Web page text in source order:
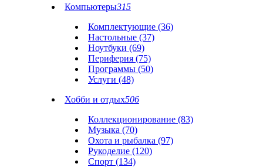
Компьютеры315
Комплектующие (36)
Настольные (37)
Ноутбуки (69)
Периферия (75)
Программы (50)
Услуги (48)
Хобби и отдых506
Коллекционирование (83)
Музыка (70)
Охота и рыбалка (97)
Рукоделие (120)
Спорт (134)